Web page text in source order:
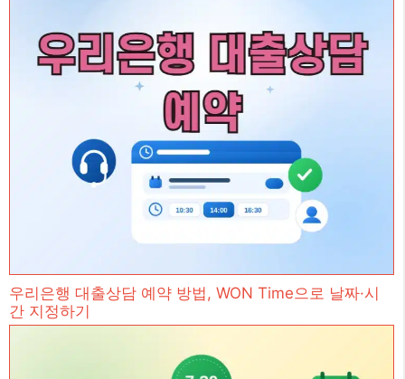
우리은행 대출상담 예약 방법, WON Time으로 날짜·시
간 지정하기